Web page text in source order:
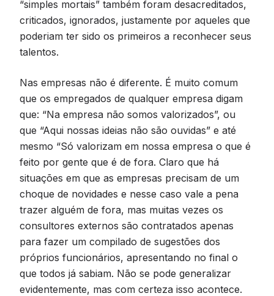
“simples mortais” também foram desacreditados,
criticados, ignorados, justamente por aqueles que
poderiam ter sido os primeiros a reconhecer seus
talentos.
Nas empresas não é diferente. É muito comum
que os empregados de qualquer empresa digam
que: “Na empresa não somos valorizados”, ou
que “Aqui nossas ideias não são ouvidas” e até
mesmo “Só valorizam em nossa empresa o que é
feito por gente que é de fora. Claro que há
situações em que as empresas precisam de um
choque de novidades e nesse caso vale a pena
trazer alguém de fora, mas muitas vezes os
consultores externos são contratados apenas
para fazer um compilado de sugestões dos
próprios funcionários, apresentando no final o
que todos já sabiam. Não se pode generalizar
evidentemente, mas com certeza isso acontece.